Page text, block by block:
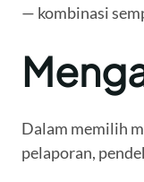
— kombinasi
Dalam memilih
pelaporan,